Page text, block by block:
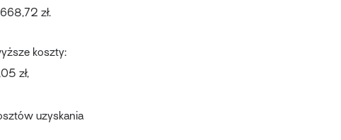
zł.
koszty:
zł,
uzyskania